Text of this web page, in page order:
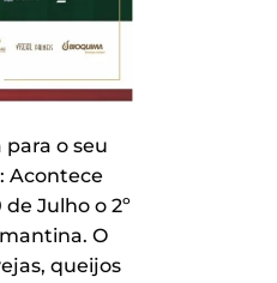
o seu
Acontece
Julho o 2º
O
queijos